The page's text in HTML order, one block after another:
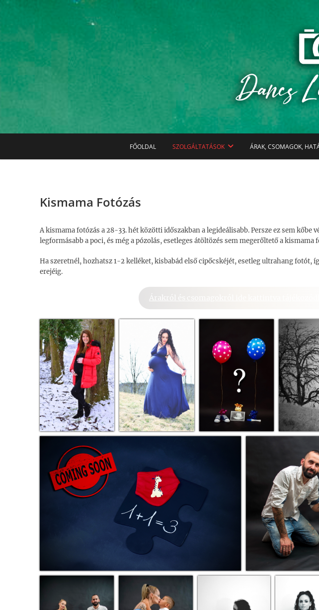
Skip
Dancs
Üdvözöllek az oldalamon!
FŐOLDAL SZOLGÁLTATÁSOK ÁRAK, CSOMAGOK,
Kismama Fotózás
A kismama fotózás a 28-33. hét közötti időszakban a legideálisabb. Persze ez sem kőbe
legformásabb a poci, és még a pózolás, esetleges átöltözés sem megerőltető a kismama
Ha szeretnél, hozhatsz 1-2 kelléket, kisbabád első cipőcskéjét, esetleg ultrahang fotót,
erejéig.
Árakról és csomagokról ide kattintva